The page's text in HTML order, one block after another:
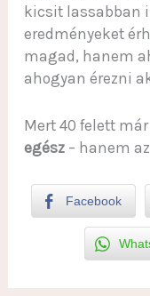
kicsit lassabban
eredményeket
magad, hanem
ahogyan érezni
Mert 40 felett már
egész– hanem
Facebook